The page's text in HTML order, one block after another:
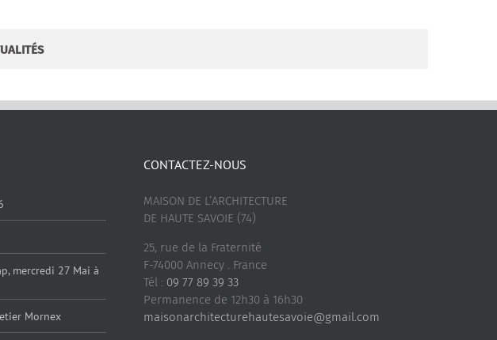
mercredi 27 Mai à
Mornex
CONTACTEZ-NOUS
MAISON DE L’ARCHITECTURE
DE HAUTE SAVOIE (74)
25, rue de la Fraternité
F-74000 Annecy . France
Tél : 09 77 89 39 33
Permanence de 12h30 à 16h30
maisonarchitecturehautesavoie@gmail.com